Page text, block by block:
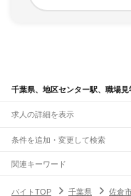
千葉県、地区センター駅、職場
求人の詳細を表示
条件を追加・変更して検索
市区町村を追加・変更
千葉県すべて
駅を追加・変更
関連キーワード
バイトTOP
千葉県 佐倉